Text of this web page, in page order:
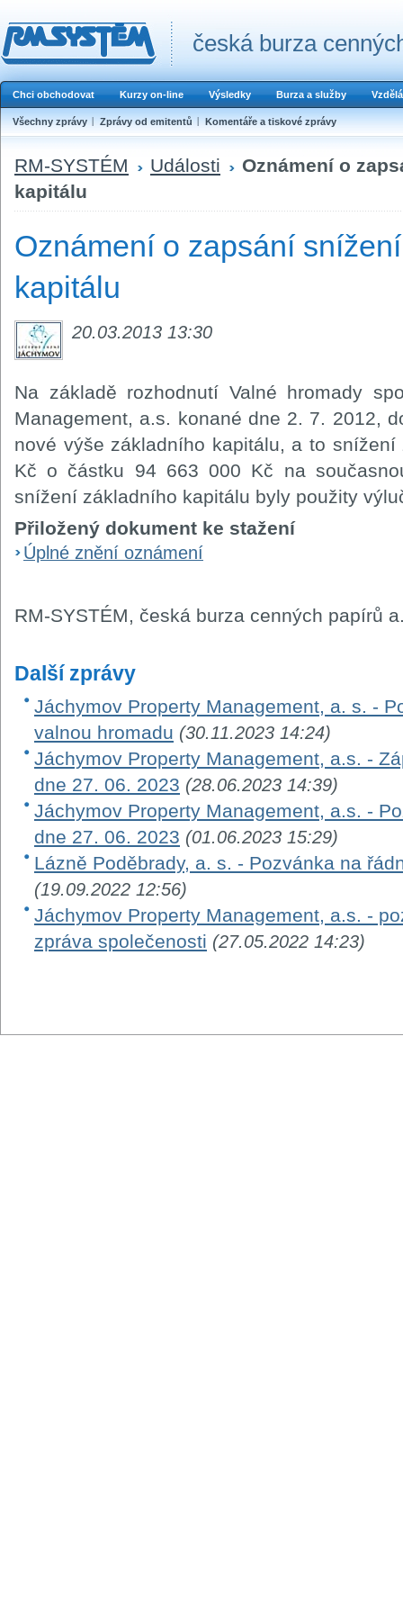
česká burza
Chci obchodovat Kurzy on-line Výsledky Burza a služby
Všechny zprávy Zprávy od emitentů Komentáře a tiskové zprávy
RM-SYSTÉM Události
Oznámení o
kapitálu
Oznámení o zapsání
kapitálu
20.03.2013 13:30
Na základě rozhodnutí Valné hromady
Management, a.s. konané dne 2. 7. 2012,
nové výše základního kapitálu, a to
Kč o částku 94 663 000 Kč na
snížení základního kapitálu byly použity
Přiložený dokument ke stažení
Úplné znění oznámení
RM-SYSTÉM, česká burza cenných papírů
Další zprávy
Jáchymov Property Management, a. s. -
valnou hromadu (30.11.2023 14:24)
Jáchymov Property Management, a.s. -
dne 27. 06. 2023 (28.06.2023 14:39)
Jáchymov Property Management, a.s. -
dne 27. 06. 2023 (01.06.2023 15:29)
Lázně Poděbrady, a. s. - Pozvánka na
(19.09.2022 12:56)
Jáchymov Property Management, a.s. -
zpráva společenosti (27.05.2022 14:23)